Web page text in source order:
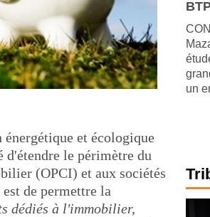
et écologique
le périmètre du
(OPCI) et aux sociétés
de permettre la
dédiés à l'immobilier,
un